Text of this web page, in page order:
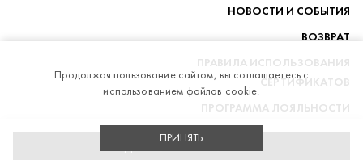
НОВОСТИ И СОБЫТИЯ
ВОЗВРАТ
ПРАВИЛА ИСПОЛЬЗОВАНИЯ
СЕРТИФИКАТОВ
ПРОГРАММА ЛОЯЛЬНОСТИ
ДОСТАВКА
Продолжая пользование сайтом, вы соглашаетесь с
использованием файлов cookie.
ПРИНЯТЬ